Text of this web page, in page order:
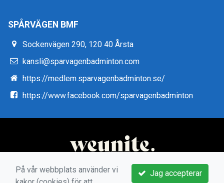
SPÅRVÄGEN BMF
Sockenvägen 290, 120 40 Årsta
kansli@sparvagenbadminton.com
https://medlem.sparvagenbadminton.se/
https://www.facebook.com/sparvagenbadminton
Jag accepterar
På vår webbplats använder vi